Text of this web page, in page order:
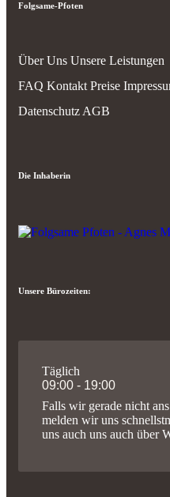
Folgsame-Pfoten
Über Uns Unsere Leistungen
FAQ Kontakt Preise
Datenschutz AGB
Die Inhaberin
Unsere Bürozeiten:
Täglich
09:00 - 19:00
Falls wir gerade nicht
melden wir uns
uns auch uns auch über